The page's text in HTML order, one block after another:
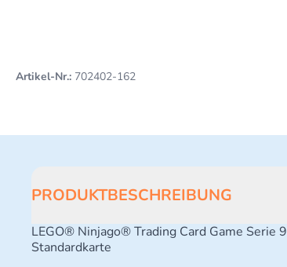
Artikel-Nr.: 702402-162
PRODUKTBESCHREIBUNG
LEGO® Ninjago® Trading Card Game Serie 9
Standardkarte